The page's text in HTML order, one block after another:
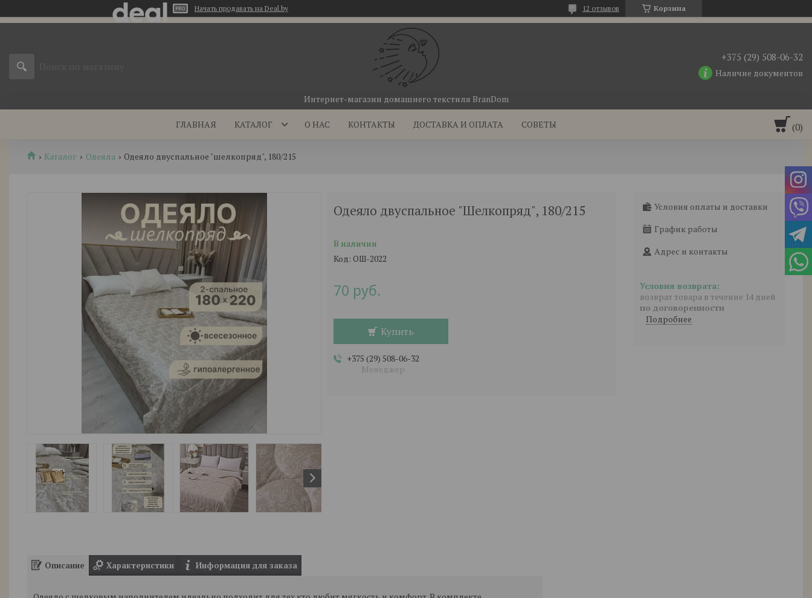
Начать продавать на Deal.by Корзина
12 отзывов
Интернет-магазин домашнего текстиля BranDom
+375 (29) 508-06-32
Наличие документов
ГЛАВНАЯ КАТАЛОГ О НАС КОНТАКТЫ ДОСТАВКА И ОПЛАТА СОВЕТЫ
Каталог Одеяла Одеяло двуспальное "шелкопряд", 180/215
Одеяло двуспальное "Шелкопряд", 180/215
В наличии
Код: ОШ-2022
70 руб.
Купить
+375 (29) 508-06-32
Менеджер
Условия оплаты и доставки
График работы
Адрес и контакты
возврат товара в течение 14 дней
по договоренности
Подробнее
Описание Характеристики Информация для заказа